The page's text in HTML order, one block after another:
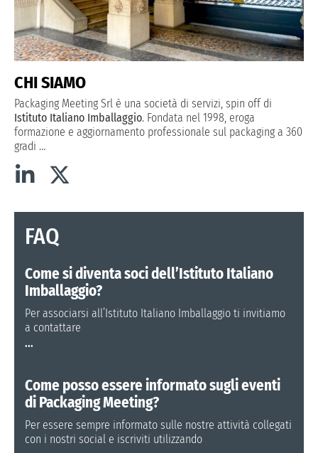
CHI SIAMO
Packaging Meeting Srl è una società di servizi, spin off di
Istituto Italiano Imballaggio. Fondata nel 1998, eroga
formazione e aggiornamento professionale sul packaging a 360
gradi …
FAQ
Come si diventa soci dell’Istituto Italiano
Imballaggio?
Per associarsi all’Istituto Italiano Imballaggio ti invitiamo
a contattare
...
Come posso essere informato sugli eventi
di Packaging Meeting?
Per essere sempre informato sulle nostre attività collegati
con i nostri social e iscriviti utilizzando